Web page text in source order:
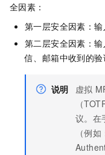
全因素：
第一层安全因素：输
第二层安全因素：
信、 邮箱中收到的验
说明 虚拟
（
议。在
（例如